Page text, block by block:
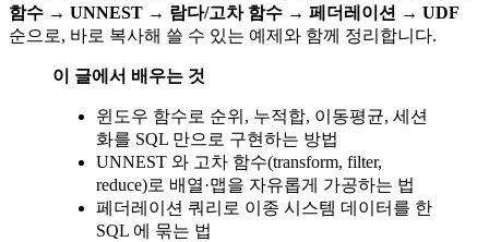
함수 → UNNEST → 람다/고차 함수 → 페더레이션 → UDF
순으로, 바로 복사해 쓸 수 있는 예제와 함께 정리합니다.
이 글에서 배우는 것
윈도우 함수로 순위, 누적합, 이동평균, 세션
화를 SQL 만으로 구현하는 방법
UNNEST 와 고차 함수(transform, filter,
reduce)로 배열·맵을 자유롭게 가공하는 법
페더레이션 쿼리로 이종 시스템 데이터를 한
SQL 에 묶는 법